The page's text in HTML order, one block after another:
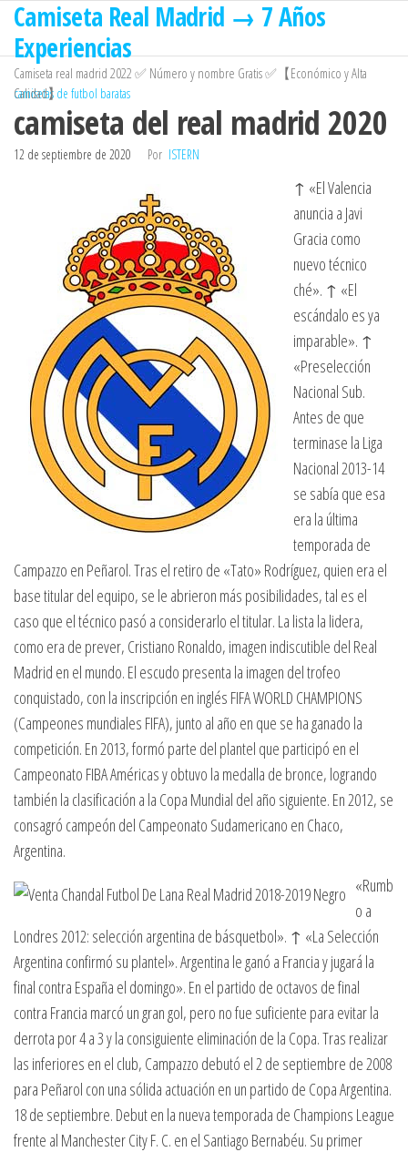
Saltar
contenido
Camiseta Real Madrid → 7 Años
Experiencias
Camiseta real madrid 2022 ✅ Número y nombre Gratis ✅【Económico y Alta
Calidad】
camisetas de futbol baratas
camiseta del real madrid 2020
12 de septiembre de 2020 Por ISTERN
↑ «El Valencia
anuncia a Javi
Gracia como
nuevo técnico
ché». ↑ «El
escándalo es ya
imparable». ↑
«Preselección
Nacional Sub.
Antes de que
terminase la Liga
Nacional 2013-14
se sabía que esa
era la última
temporada de
Campazzo en Peñarol. Tras el retiro de «Tato» Rodríguez, quien era el
base titular del equipo, se le abrieron más posibilidades, tal es el
caso que el técnico pasó a considerarlo el titular. La lista la lidera,
como era de prever, Cristiano Ronaldo, imagen indiscutible del Real
Madrid en el mundo. El escudo presenta la imagen del trofeo
conquistado, con la inscripción en inglés FIFA WORLD CHAMPIONS
(Campeones mundiales FIFA), junto al año en que se ha ganado la
competición. En 2013, formó parte del plantel que participó en el
Campeonato FIBA Américas y obtuvo la medalla de bronce, logrando
también la clasificación a la Copa Mundial del año siguiente. En 2012, se
consagró campeón del Campeonato Sudamericano en Chaco,
Argentina.
«Rumb
o a
Londres 2012: selección argentina de básquetbol». ↑ «La Selección
Argentina confirmó su plantel». Argentina le ganó a Francia y jugará la
final contra España el domingo». En el partido de octavos de final
contra Francia marcó un gran gol, pero no fue suficiente para evitar la
derrota por 4 a 3 y la consiguiente eliminación de la Copa. Tras realizar
las inferiores en el club, Campazzo debutó el 2 de septiembre de 2008
para Peñarol con una sólida actuación en un partido de Copa Argentina.
18 de septiembre. Debut en la nueva temporada de Champions League
frente al Manchester City F. C. en el Santiago Bernabéu. Su primer